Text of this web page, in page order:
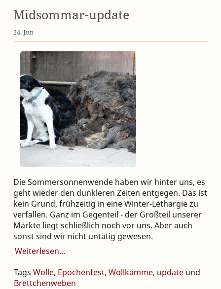
Midsommar-update
24. Jun
Die Sommersonnenwende haben wir hinter uns, es
geht wieder den dunkleren Zeiten entgegen. Das ist
kein Grund, frühzeitig in eine Winter-Lethargie zu
verfallen. Ganz im Gegenteil - der Großteil unserer
Märkte liegt schließlich noch vor uns. Aber auch
sonst sind wir nicht untätig gewesen.
Weiterlesen
Tags Wolle, Epochenfest, Wollkämme, update und
Brettchenweben